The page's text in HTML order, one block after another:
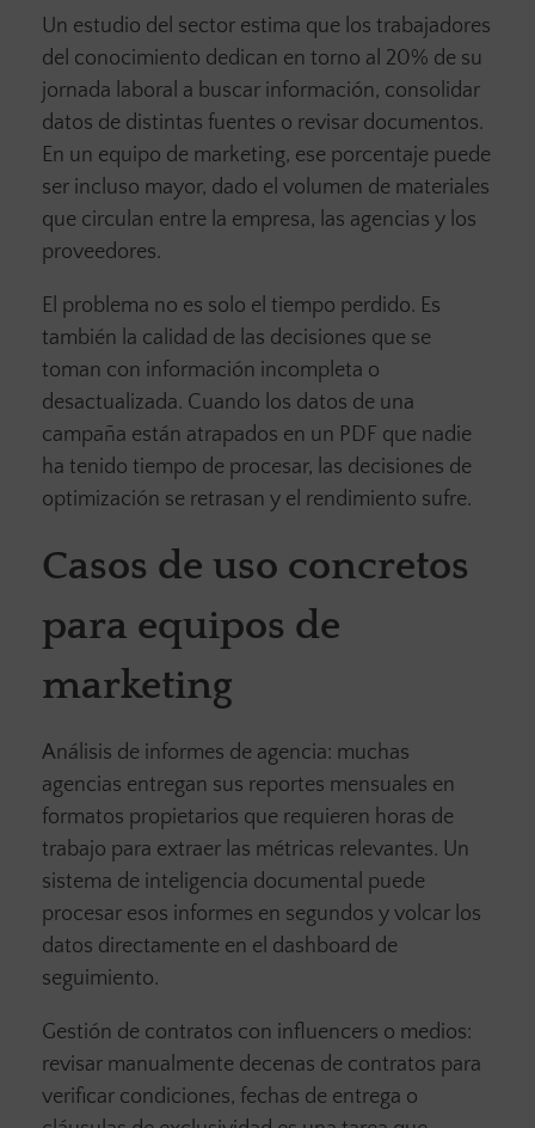
Un estudio del sector estima que los trabajadores
del conocimiento dedican en torno al 20% de su
jornada laboral a buscar información, consolidar
datos de distintas fuentes o revisar documentos.
En un equipo de marketing, ese porcentaje puede
ser incluso mayor, dado el volumen de materiales
que circulan entre la empresa, las agencias y los
proveedores.
El problema no es solo el tiempo perdido. Es
también la calidad de las decisiones que se
toman con información incompleta o
desactualizada. Cuando los datos de una
campaña están atrapados en un PDF que nadie
ha tenido tiempo de procesar, las decisiones de
optimización se retrasan y el rendimiento sufre.
Casos de uso concretos
para equipos de
marketing
Análisis de informes de agencia: muchas
agencias entregan sus reportes mensuales en
formatos propietarios que requieren horas de
trabajo para extraer las métricas relevantes. Un
sistema de inteligencia documental puede
procesar esos informes en segundos y volcar los
datos directamente en el dashboard de
seguimiento.
Gestión de contratos con influencers o medios:
revisar manualmente decenas de contratos para
verificar condiciones, fechas de entrega o